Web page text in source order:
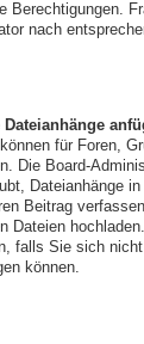
Berechtigungen.
nach
für Foren,
Die Board-
Dateianhänge in
Beitrag
Dateien
falls Sie sich
können.